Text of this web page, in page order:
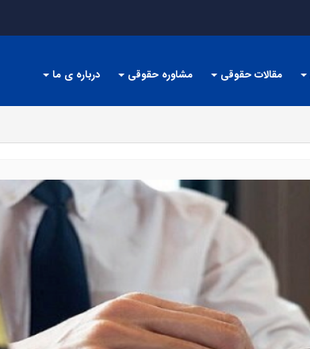
مقالات حقوقی مشاوره حقوقی درباره ی ما